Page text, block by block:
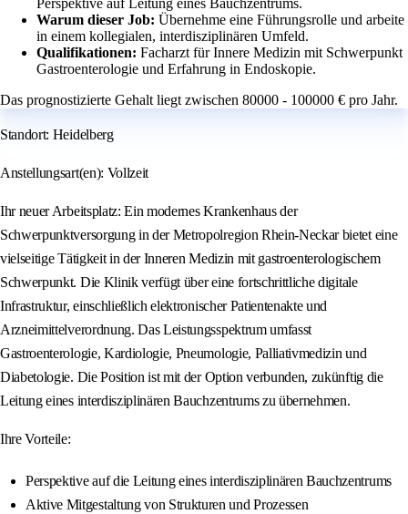
Perspektive auf Leitung eines Bauchzentrums.
Warum dieser Job: Übernehme eine Führungsrolle und arbeite
in einem kollegialen, interdisziplinären Umfeld.
Qualifikationen: Facharzt für Innere Medizin mit Schwerpunkt
Gastroenterologie und Erfahrung in Endoskopie.
Das prognostizierte Gehalt liegt zwischen 80000 - 100000 € pro Jahr.
Standort: Heidelberg
Anstellungsart(en): Vollzeit
Ihr neuer Arbeitsplatz: Ein modernes Krankenhaus der
Schwerpunktversorgung in der Metropolregion Rhein-Neckar bietet eine
vielseitige Tätigkeit in der Inneren Medizin mit gastroenterologischem
Schwerpunkt. Die Klinik verfügt über eine fortschrittliche digitale
Infrastruktur, einschließlich elektronischer Patientenakte und
Arzneimittelverordnung. Das Leistungsspektrum umfasst
Gastroenterologie, Kardiologie, Pneumologie, Palliativmedizin und
Diabetologie. Die Position ist mit der Option verbunden, zukünftig die
Leitung eines interdisziplinären Bauchzentrums zu übernehmen.
Ihre Vorteile:
Perspektive auf die Leitung eines interdisziplinären Bauchzentrums
Aktive Mitgestaltung von Strukturen und Prozessen